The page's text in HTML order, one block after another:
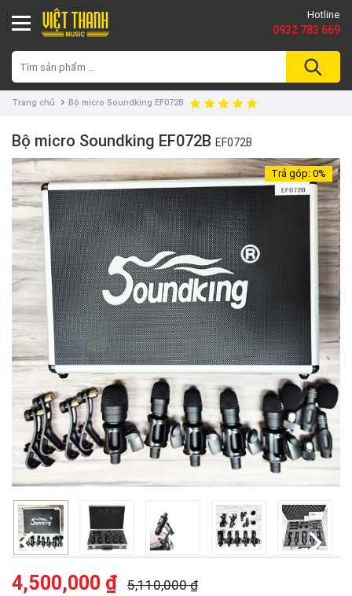
Hotline
0932 783 669
Trang chủ Bộ micro Soundking EF072B
Bộ micro Soundking EF072B EF072B
Trả góp:0%
4,500,000 ₫ 5,110,000 ₫